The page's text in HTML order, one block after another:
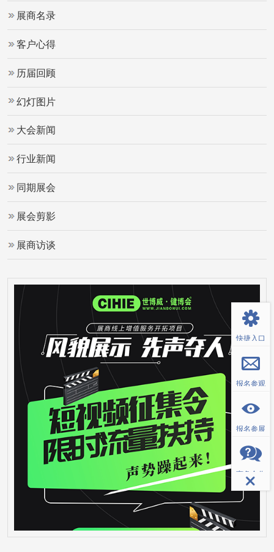
展商名录
客户心得
历届回顾
幻灯图片
大会新闻
行业新闻
同期展会
展会剪影
展商访谈
快捷入口
报名参观
报名参展
商务合作